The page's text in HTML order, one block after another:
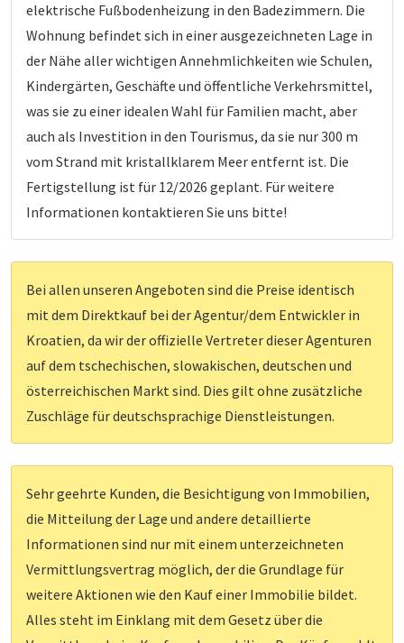
elektrische Fußbodenheizung in den Badezimmern. Die
Wohnung befindet sich in einer ausgezeichneten Lage in
der Nähe aller wichtigen Annehmlichkeiten wie Schulen,
Kindergärten, Geschäfte und öffentliche Verkehrsmittel,
was sie zu einer idealen Wahl für Familien macht, aber
auch als Investition in den Tourismus, da sie nur 300 m
vom Strand mit kristallklarem Meer entfernt ist. Die
Fertigstellung ist für 12/2026 geplant. Für weitere
Informationen kontaktieren Sie uns bitte!
Bei allen unseren Angeboten sind die Preise identisch
mit dem Direktkauf bei der Agentur/dem Entwickler in
Kroatien, da wir der offizielle Vertreter dieser Agenturen
auf dem tschechischen, slowakischen, deutschen und
österreichischen Markt sind. Dies gilt ohne zusätzliche
Zuschläge für deutschsprachige Dienstleistungen.
Sehr geehrte Kunden, die Besichtigung von Immobilien,
die Mitteilung der Lage und andere detaillierte
Informationen sind nur mit einem unterzeichneten
Vermittlungsvertrag möglich, der die Grundlage für
weitere Aktionen wie den Kauf einer Immobilie bildet.
Alles steht im Einklang mit dem Gesetz über die